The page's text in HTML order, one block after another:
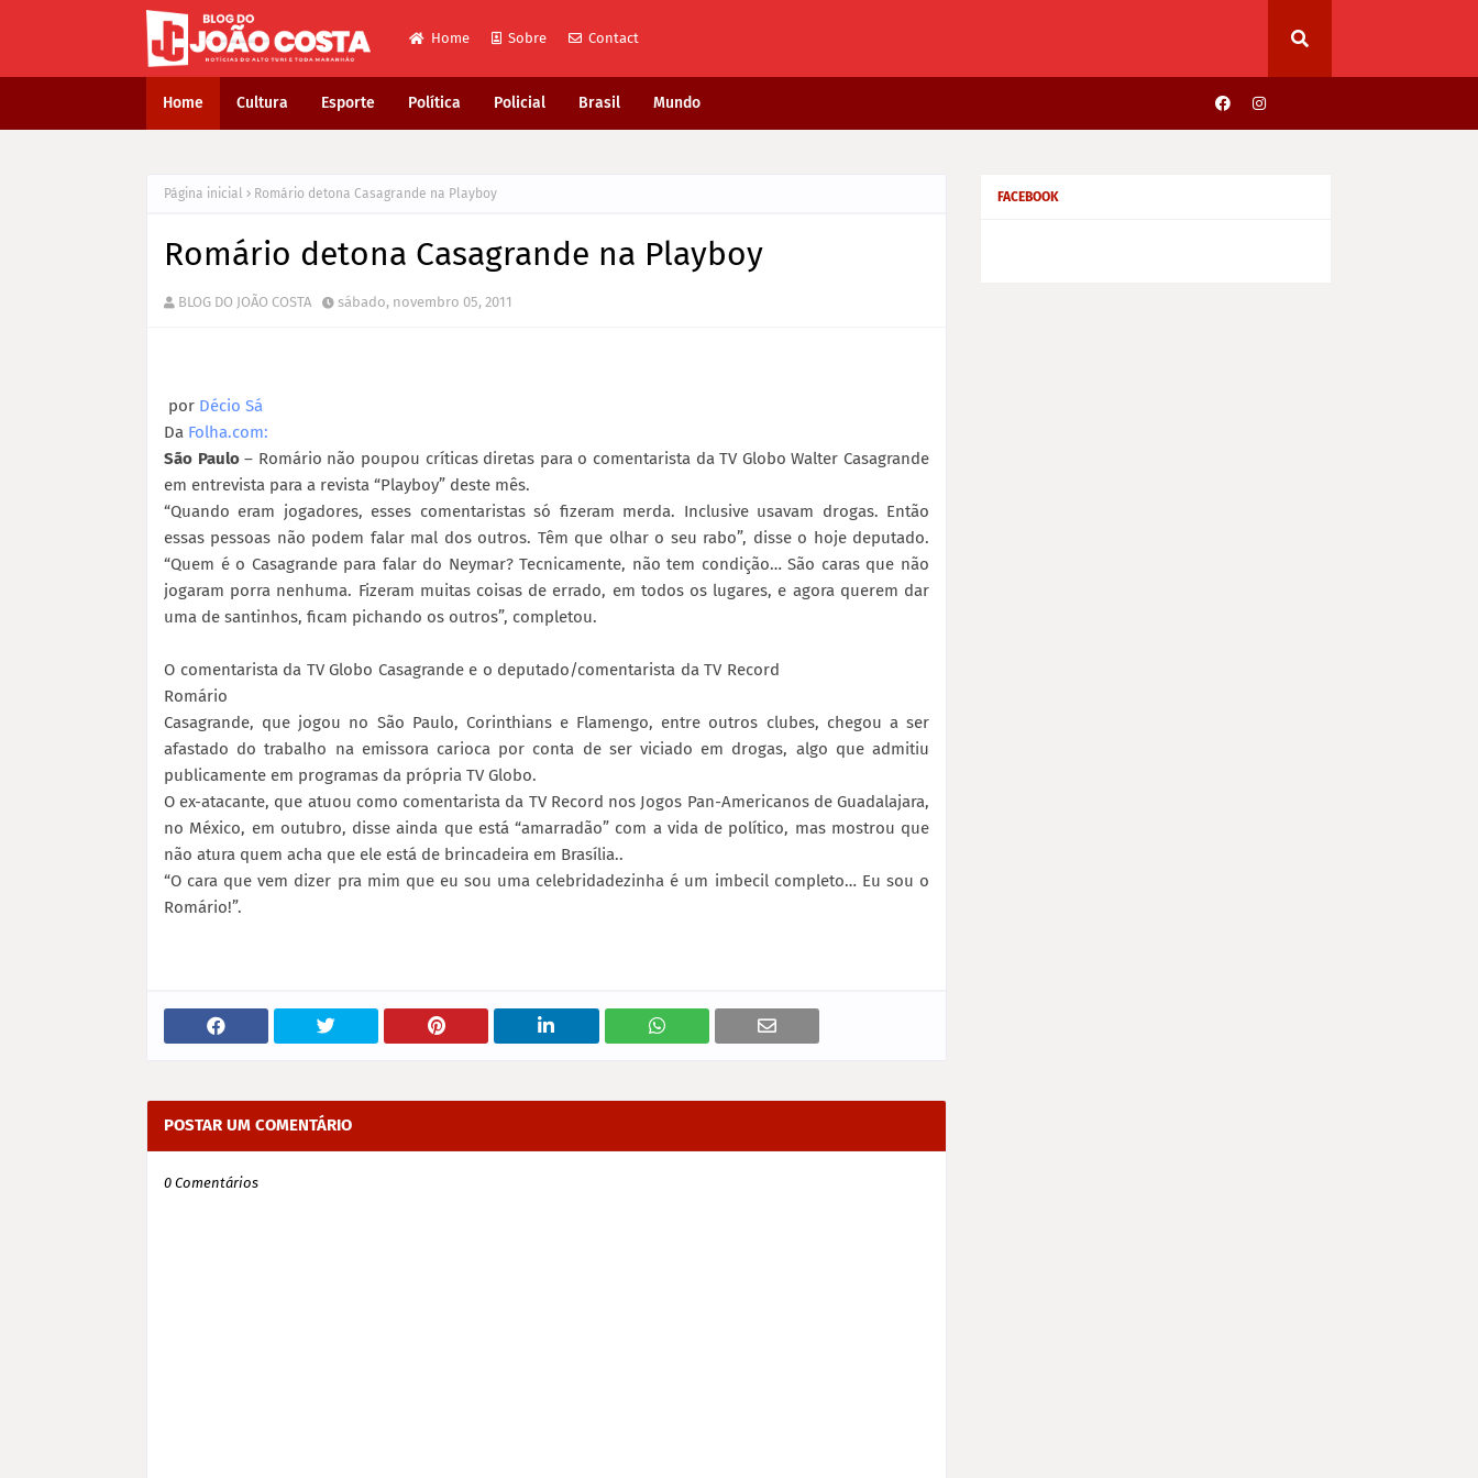
Home Sobre Contact
Home Cultura Esporte Política Policial Brasil Mundo
Página inicial Romário detona Casagrande na Playboy
Romário detona Casagrande na Playboy
BLOG DO JOÃO COSTA sábado, novembro 05, 2011
por Décio Sá
Da Folha.com:
São Paulo– Romário não poupou críticas diretas para o comentarista da TV Globo Walter Casagrande
em entrevista para a revista “Playboy” deste mês.
“Quando eram jogadores, esses comentaristas só fizeram merda. Inclusive usavam drogas. Então
essas pessoas não podem falar mal dos outros. Têm que olhar o seu rabo”, disse o hoje deputado.
“Quem é o Casagrande para falar do Neymar? Tecnicamente, não tem condição… São caras que não
jogaram porra nenhuma. Fizeram muitas coisas de errado, em todos os lugares, e agora querem dar
uma de santinhos, ficam pichando os outros”, completou.
O comentarista da TV Globo Casagrande e o deputado/comentarista da TV Record
Romário
Casagrande, que jogou no São Paulo, Corinthians e Flamengo, entre outros clubes, chegou a ser
afastado do trabalho na emissora carioca por conta de ser viciado em drogas, algo que admitiu
publicamente em programas da própria TV Globo.
O ex-atacante, que atuou como comentarista da TV Record nos Jogos Pan-Americanos de Guadalajara,
no México, em outubro, disse ainda que está “amarradão” com a vida de político, mas mostrou que
não atura quem acha que ele está de brincadeira em Brasília..
“O cara que vem dizer pra mim que eu sou uma celebridadezinha é um imbecil completo… Eu sou o
Romário!”.
POSTAR UM COMENTÁRIO
0 Comentários
FACEBOOK